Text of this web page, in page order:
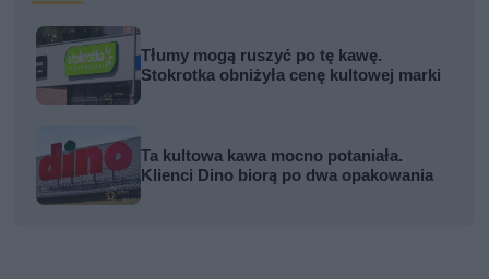
Tłumy mogą ruszyć po tę kawę.
Stokrotka obniżyła cenę kultowej marki
Ta kultowa kawa mocno potaniała.
Klienci Dino biorą po dwa opakowania